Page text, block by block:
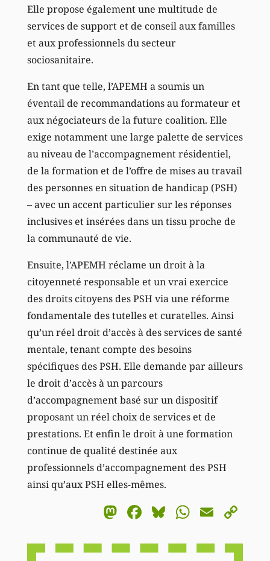
Elle propose également une multitude de
services de support et de conseil aux familles
et aux professionnels du secteur
sociosanitaire.
En tant que telle, l’APEMH a soumis un
éventail de recommandations au formateur et
aux négociateurs de la future coalition. Elle
exige notamment une large palette de services
au niveau de l’accompagnement résidentiel,
de la formation et de l’offre de mises au travail
des personnes en situation de handicap (PSH)
– avec un accent particulier sur les réponses
inclusives et insérées dans un tissu proche de
la communauté de vie.
Ensuite, l’APEMH réclame un droit à la
citoyenneté responsable et un vrai exercice
des droits citoyens des PSH via une réforme
fondamentale des tutelles et curatelles. Ainsi
qu’un réel droit d’accès à des services de santé
mentale, tenant compte des besoins
spécifiques des PSH. Elle demande par ailleurs
le droit d’accès à un parcours
d’accompagnement basé sur un dispositif
proposant un réel choix de services et de
prestations. Et enfin le droit à une formation
continue de qualité destinée aux
professionnels d’accompagnement des PSH
ainsi qu’aux PSH elles-mêmes.
Mastodon
Facebook
BlueskyEmail